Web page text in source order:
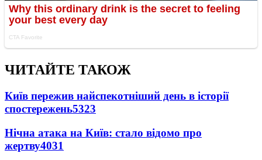
ЧИТАЙТЕ ТАКОЖ
Київ пережив найспекотніший день в історії
спостережень5323
Нічна атака на Київ: стало відомо про
жертву4031